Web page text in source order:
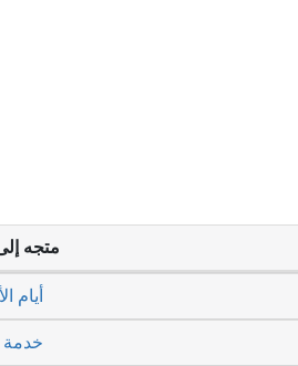
متجه
خدمة
أيام